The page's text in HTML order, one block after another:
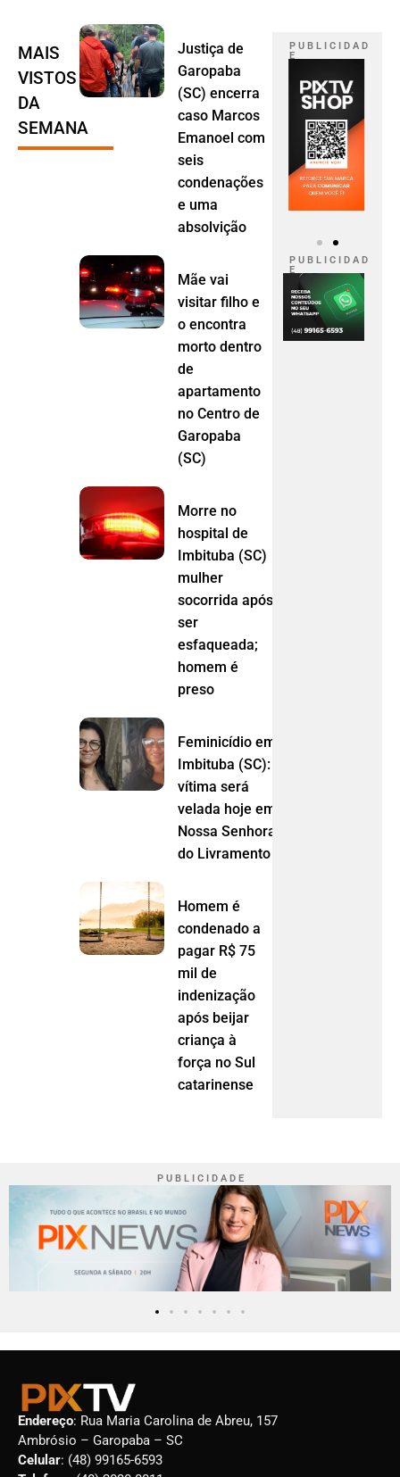
MAIS
VISTOS
DA
SEMANA
Justiça de
Garopaba
(SC) encerra
caso Marcos
Emanoel com
seis
condenações
e uma
absolvição
Mãe vai
visitar filho e
o encontra
morto dentro
de
apartamento
no Centro de
Garopaba
(SC)
Morre no
hospital de
Imbituba (SC)
mulher
socorrida após
ser
esfaqueada;
homem é
preso
Feminicídio em
Imbituba (SC):
vítima será
velada hoje em
Nossa Senhora
do Livramento (MT)
Homem é
condenado a
pagar R$ 75
mil de
indenização
após beijar
criança à
força no Sul
catarinense
P U B L I C I D A D
E
P U B L I C I D A D
E
P U B L I C I D A D E
Endereço: Rua Maria Carolina de Abreu, 157
Ambrósio – Garopaba – SC
Celular: (48) 99165-6593